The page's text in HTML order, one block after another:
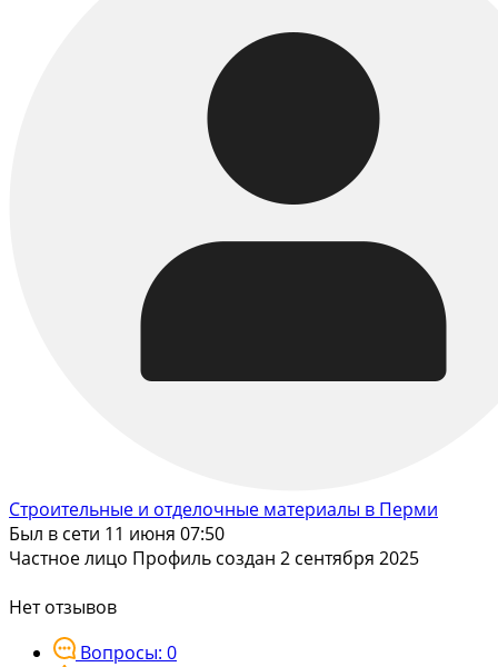
Строительные и отделочные материалы в Перми
Был в сети 11 июня 07:50
Частное лицо Профиль создан 2 сентября 2025
Нет отзывов
Вопросы: 0